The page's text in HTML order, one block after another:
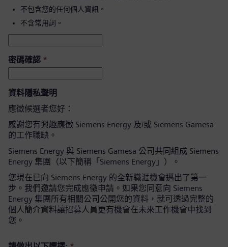
不包含您的任何個人資訊。
不含常用詞。
密碼確認 *
資料隱私聲明
應徵候選者您好：
感謝您有興趣應徵 Siemens Energy 及/或 Siemens Gamesa
的工作職缺。
Siemens Energy 與 Siemens Gamesa 公司共同組成 Siemens
Energy 集團（以下簡稱「Siemens Energy」）。
您現在已向 Siemens Energy 的全新職涯機會邁出了第一
步。我們邀請您完成應徵申請。如果您同意向 Siemens
Energy 集團所有相關公司公開您的資料，就可透過完整的
個人簡介資料讓招募人員更有機會在未來工作機會中找到
您。